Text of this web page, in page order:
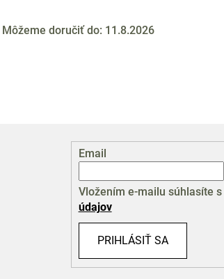
Môžeme doručiť do: 11.8.2026
Email
Vložením e-mailu súhlasíte s
údajov
PRIHLÁSIŤ SA